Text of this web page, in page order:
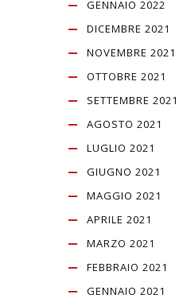
GENNAIO 2022
DICEMBRE 2021
NOVEMBRE 2021
OTTOBRE 2021
SETTEMBRE 2021
AGOSTO 2021
LUGLIO 2021
GIUGNO 2021
MAGGIO 2021
APRILE 2021
MARZO 2021
FEBBRAIO 2021
GENNAIO 2021